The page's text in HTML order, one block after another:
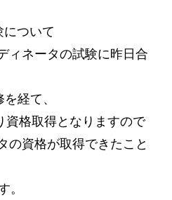
ついて
ィネータの試験に昨日合
経て、
資格取得となりますので
の資格が取得できたこと
。